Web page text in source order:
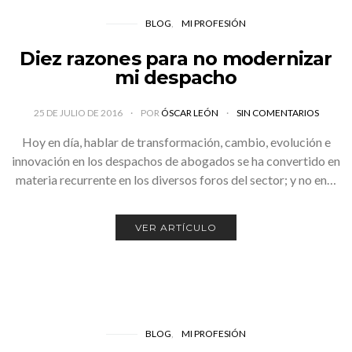
BLOG MI PROFESIÓN
Diez razones para no modernizar
mi despacho
25 DE JULIO DE 2016 PORÓSCAR LEÓN SIN COMENTARIOS
Hoy en día, hablar de transformación, cambio, evolución e
innovación en los despachos de abogados se ha convertido en
materia recurrente en los diversos foros del sector; y no en…
VER ARTÍCULO
BLOG MI PROFESIÓN